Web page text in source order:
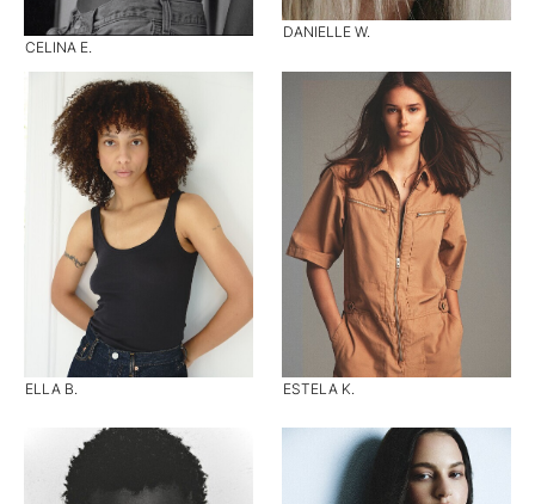
CELINA E.
DANIELLE W.
ELLA B. ESTELA K.